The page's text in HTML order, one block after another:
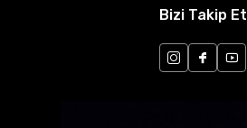
Bizi Takip Et